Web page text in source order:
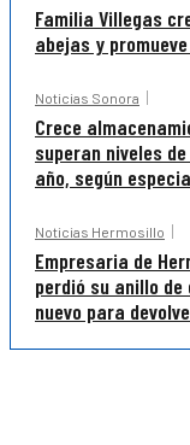
Familia Villegas
abejas y
Noticias Sonora
Crece
superan niveles
año, según
Noticias Hermosillo
Empresaria de
perdió su anillo de
nuevo para